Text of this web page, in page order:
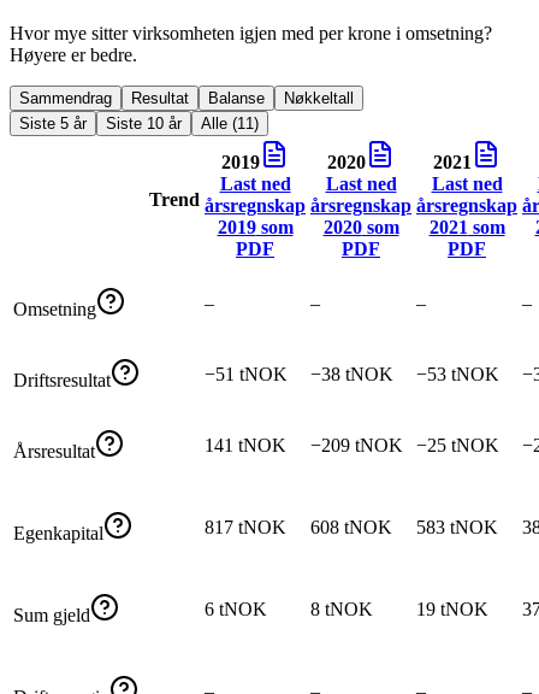
Hvor mye sitter virksomheten igjen med per krone i omsetning?
Høyere er bedre.
Sammendrag Resultat Balanse
Nøkkeltall
Siste 5 år
Siste 10 år Alle (11)
Trend
2019
Last ned
årsregnskap
2019som
PDF
2020
Last ned
årsregnskap
2020som
PDF
2021
Last ned
årsregnskap
2021 som
PDF
Omsetning – – – –
Driftsresultat −51 tNOK −38 tNOK −53 tNOK
Årsresultat 141 tNOK −209 tNOK −25 tNOK
Egenkapital 817 tNOK 608 tNOK 583 tNOK
Sum gjeld 6 tNOK 8 tNOK 19 tNOK